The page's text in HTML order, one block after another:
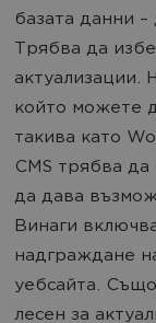
базата данни
Трябва да
актуализации.
който можете
такива като
CMS трябва
да дава
Винаги
надграждане
уебсайта.
лесен за